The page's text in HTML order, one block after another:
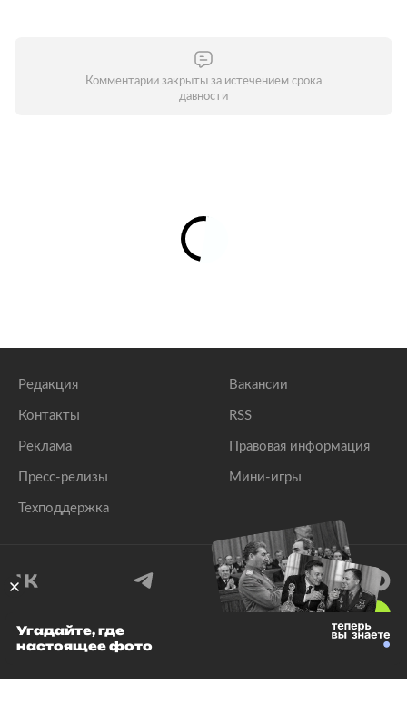
Комментарии закрыты за истечением срока
давности
Редакция
Контакты
Реклама
Пресс-релизы
Техподдержка
Вакансии
RSS
Правовая информация
Мини-игры
© 1999–2026 Все права защищены.
Угадайте, где
настоящее фото